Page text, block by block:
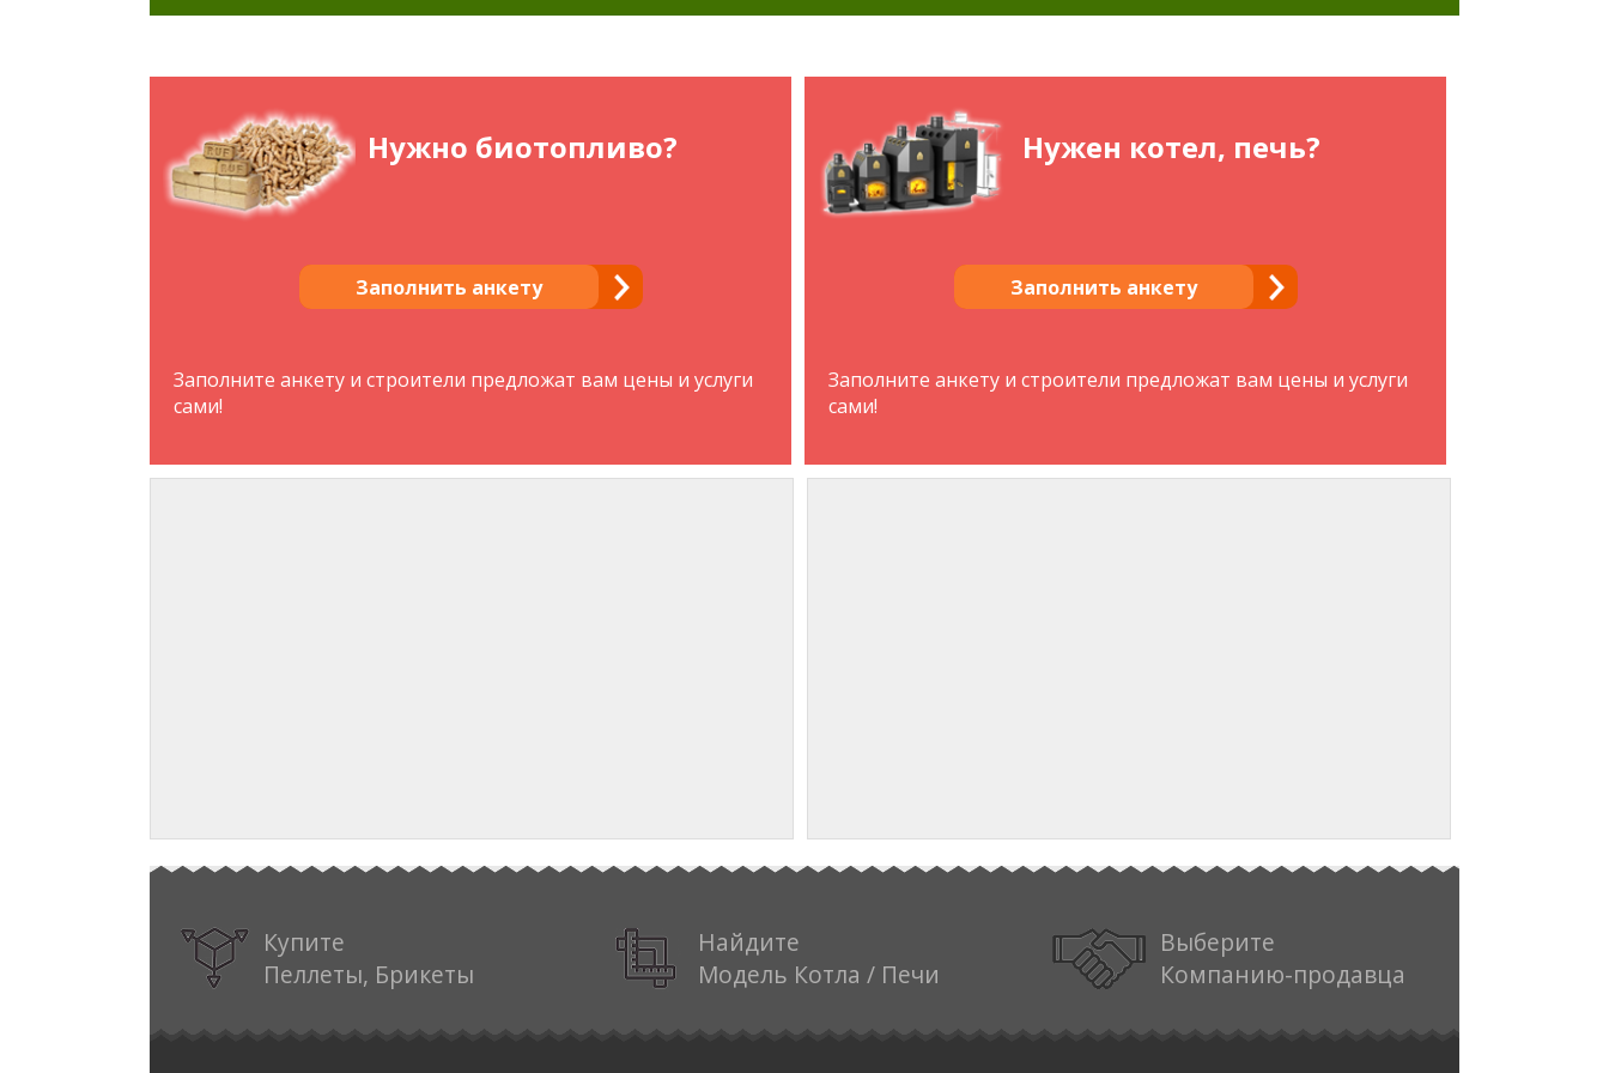
Нужно биотопливо?
Заполнить анкету
Заполните анкету и строители предложат вам цены и услуги
сами!
Нужен котел, печь?
Заполнить анкету
Заполните анкету и строители предложат вам цены и услуги
сами!
Купите
Пеллеты, Брикеты
Найдите
Модель Котла / Печи
Выберите
Компанию-продавца